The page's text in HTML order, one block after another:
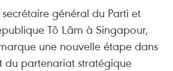
secrétaire général du Parti et
Tô Lâm à Singapour,
une nouvelle étape dans
du partenariat stratégique